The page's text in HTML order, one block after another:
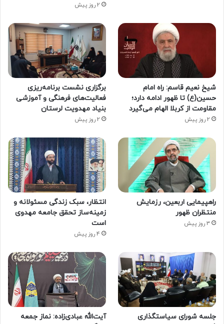
2 روز پیش
شیخ نعیم قاسم: راه امام
حسین(ع) تا ظهور ادامه دارد؛
مقاومت از کربلا الهام می‌گیرد
2 روز پیش
برگزاری نشست برنامه‌ریزی
فعالیت‌های فرهنگی و آموزشی
بنیاد مهدویت لرستان
2 روز پیش
راهپیمایی اربعین، رزمایش
منتظران ظهور
3 روز پیش
انتظار، سبک زندگی مسئولانه و
زمینه‌ساز تحقق جامعه مهدوی
است
4 روز پیش
جلسه شورای سیاستگذاری
آیت‌الله عبادی‌زاده: نماز جمعه